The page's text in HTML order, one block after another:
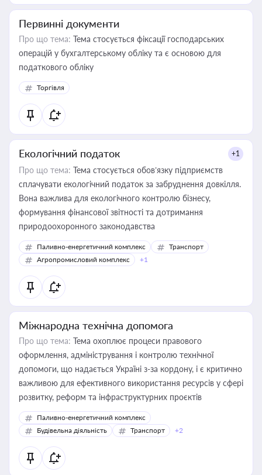
Первинні документи
Про що тема: Тема стосується фіксації господарських
операцій у бухгалтерському обліку та є основою для
податкового обліку
Торгівля
Екологічний податок +1
Про що тема: Тема стосується обов’язку підприємств
сплачувати екологічний податок за забруднення довкілля.
Вона важлива для екологічного контролю бізнесу,
формування фінансової звітності та дотримання
природоохоронного законодавства
Паливно-енергетичний комплекс
Транспорт
Агропромисловий комплекс
+1
Міжнародна технічна допомога
Про що тема: Тема охоплює процеси правового
оформлення, адміністрування і контролю технічної
допомоги, що надається Україні з-за кордону, і є критично
важливою для ефективного використання ресурсів у сфері
розвитку, реформ та інфраструктурних проєктів
Паливно-енергетичний комплекс
Будівельна діяльність
Транспорт +2